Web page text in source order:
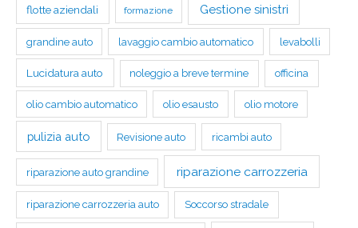
flotte aziendali formazione Gestione sinistri
grandine auto lavaggio cambio automatico levabolli
Lucidatura auto noleggio a breve termine officina
olio cambio automatico olio esausto olio motore
pulizia auto Revisione auto ricambi auto
riparazione auto grandine riparazione carrozzeria
riparazione carrozzeria auto Soccorso stradale